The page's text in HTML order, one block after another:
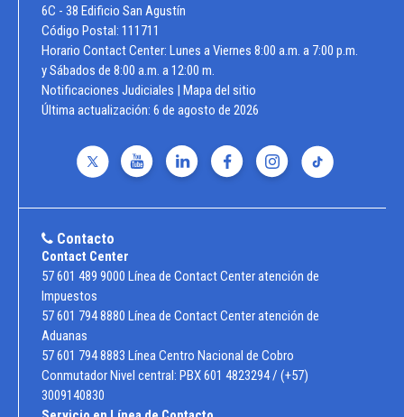
6C - 38 Edificio San Agustín
Código Postal: 111711
Horario Contact Center: Lunes a Viernes 8:00 a.m. a 7:00 p.m.
y Sábados de 8:00 a.m. a 12:00 m.
Notificaciones Judiciales | Mapa del sitio
Última actualización: 6 de agosto de 2026
Contacto
Contact Center
57 601 489 9000 Línea de Contact Center atención de
Impuestos
57 601 794 8880 Línea de Contact Center atención de
Aduanas
57 601 794 8883 Línea Centro Nacional de Cobro
Conmutador Nivel central: PBX 601 4823294 / (+57)
3009140830